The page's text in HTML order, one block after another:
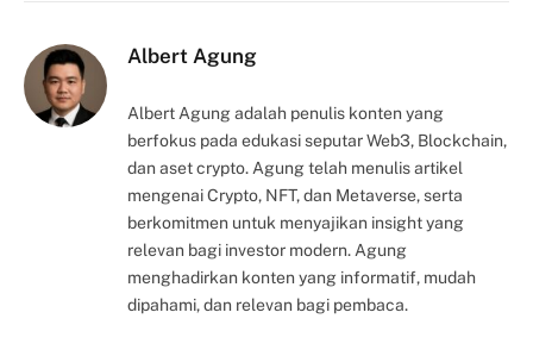
Albert Agung
Albert Agung adalah penulis konten yang
berfokus pada edukasi seputar Web3, Blockchain,
dan aset crypto. Agung telah menulis artikel
mengenai Crypto, NFT, dan Metaverse, serta
berkomitmen untuk menyajikan insight yang
relevan bagi investor modern. Agung
menghadirkan konten yang informatif, mudah
dipahami, dan relevan bagi pembaca.